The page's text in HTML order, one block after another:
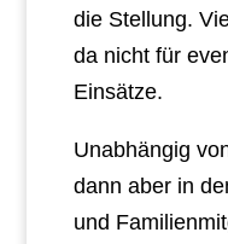
die Stellung.
da nicht für
Einsätze.
Unabhängig
dann aber in
und